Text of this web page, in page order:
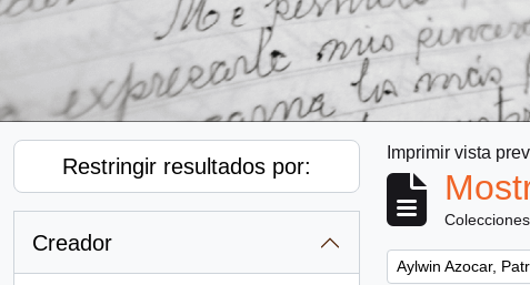
Restringir resultados por:
Creador
Imprimir vista
Colecciones
Remove filter:
Aylwin Azocar,